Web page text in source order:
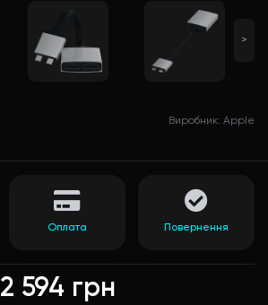
Виробник: Apple
>
2 594 грн
Оплата Повернення